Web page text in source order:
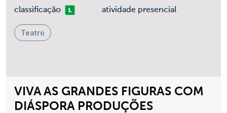
VIVA AS GRANDES FIGURAS COM
DIÁSPORA PRODUÇÕES
classificaçãoLivre atividade presencial
Teatro